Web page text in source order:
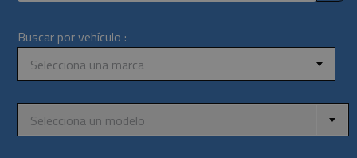
Buscar por vehículo :
Selecciona una marca
Selecciona un modelo